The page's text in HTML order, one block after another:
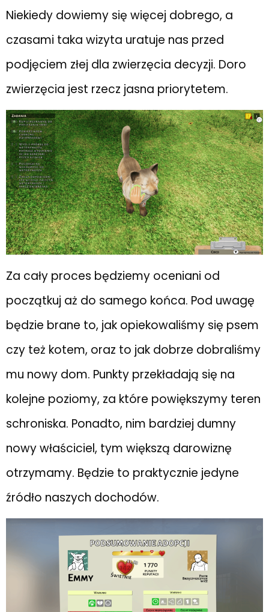
Niekiedy dowiemy się więcej dobrego, a
czasami taka wizyta uratuje nas przed
podjęciem złej dla zwierzęcia decyzji. Doro
zwierzęcia jest rzecz jasna priorytetem.
Za cały proces będziemy oceniani od
początkuj aż do samego końca. Pod uwagę
będzie brane to, jak opiekowaliśmy się psem
czy też kotem, oraz to jak dobrze dobraliśmy
mu nowy dom. Punkty przekładają się na
kolejne poziomy, za które powiększymy teren
schroniska. Ponadto, nim bardziej dumny
nowy właściciel, tym większą darowiznę
otrzymamy. Będzie to praktycznie jedyne
źródło naszych dochodów.